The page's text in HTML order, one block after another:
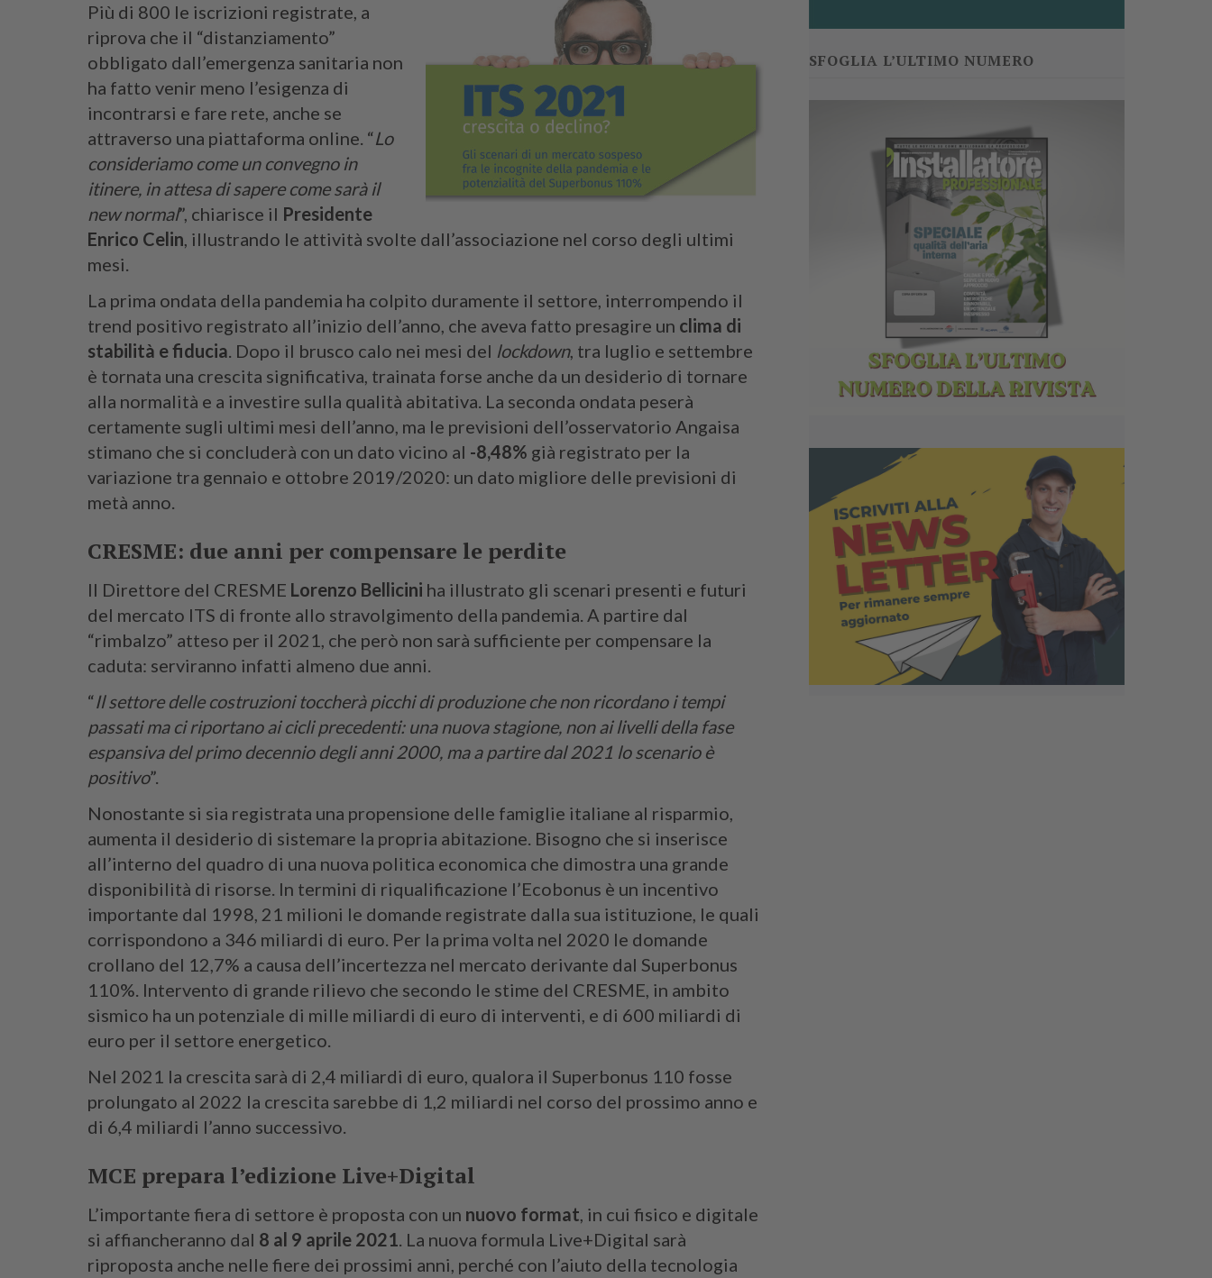
Più di 800 le iscrizioni registrate, a
riprova che il “distanziamento”
obbligato dall’emergenza sanitaria non
ha fatto venir meno l’esigenza di
incontrarsi e fare rete, anche se
attraverso una piattaforma online. “Lo
consideriamo come un convegno in
itinere, in attesa di sapere come sarà il
new normal”, chiarisce il Presidente
Enrico Celin, illustrando le attività svolte dall’associazione nel corso degli ultimi
mesi.
La prima ondata della pandemia ha colpito duramente il settore, interrompendo il
trend positivo registrato all’inizio dell’anno, che aveva fatto presagire un clima di
stabilità e fiducia. Dopo il brusco calo nei mesi del lockdown, tra luglio e settembre
è tornata una crescita significativa, trainata forse anche da un desiderio di tornare
alla normalità e a investire sulla qualità abitativa. La seconda ondata peserà
certamente sugli ultimi mesi dell’anno, ma le previsioni dell’osservatorio Angaisa
stimano che si concluderà con un dato vicino al -8,48% già registrato per la
variazione tra gennaio e ottobre 2019/2020: un dato migliore delle previsioni di
metà anno.
CRESME: due anni per compensare le perdite
Il Direttore del CRESME Lorenzo Bellicini ha illustrato gli scenari presenti e futuri
del mercato ITS di fronte allo stravolgimento della pandemia. A partire dal
“rimbalzo” atteso per il 2021, che però non sarà sufficiente per compensare la
caduta: serviranno infatti almeno due anni.
“Il settore delle costruzioni toccherà picchi di produzione che non ricordano i tempi
passati ma ci riportano ai cicli precedenti: una nuova stagione, non ai livelli della fase
espansiva del primo decennio degli anni 2000, ma a partire dal 2021 lo scenario è
positivo”.
Nonostante si sia registrata una propensione delle famiglie italiane al risparmio,
aumenta il desiderio di sistemare la propria abitazione. Bisogno che si inserisce
all’interno del quadro di una nuova politica economica che dimostra una grande
disponibilità di risorse. In termini di riqualificazione l’Ecobonus è un incentivo
importante dal 1998, 21 milioni le domande registrate dalla sua istituzione, le quali
corrispondono a 346 miliardi di euro. Per la prima volta nel 2020 le domande
crollano del 12,7% a causa dell’incertezza nel mercato derivante dal Superbonus
110%. Intervento di grande rilievo che secondo le stime del CRESME, in ambito
sismico ha un potenziale di mille miliardi di euro di interventi, e di 600 miliardi di
euro per il settore energetico.
Nel 2021 la crescita sarà di 2,4 miliardi di euro, qualora il Superbonus 110 fosse
prolungato al 2022 la crescita sarebbe di 1,2 miliardi nel corso del prossimo anno e
di 6,4 miliardi l’anno successivo.
MCE prepara l’edizione Live+Digital
L’importante fiera di settore è proposta con un nuovo format, in cui fisico e digitale
si affiancheranno dal 8 al 9 aprile 2021. La nuova formula Live+Digital sarà
riproposta anche nelle fiere dei prossimi anni, perché con l’aiuto della tecnologia
SFOGLIA L’ULTIMO NUMERO